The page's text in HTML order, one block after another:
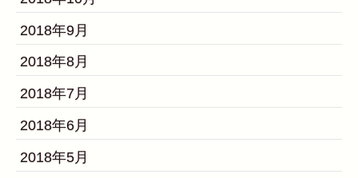
2018年9月
2018年8月
2018年7月
2018年6月
2018年5月